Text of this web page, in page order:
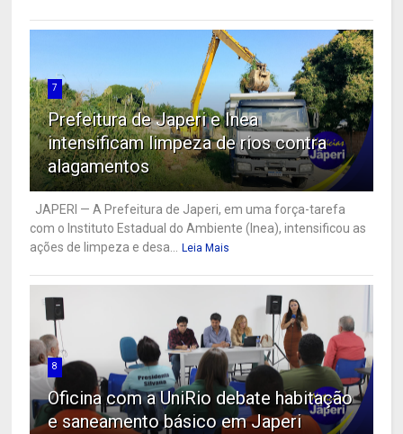
7
Prefeitura de Japeri e Inea
intensificam limpeza de rios contra
alagamentos
JAPERI — A Prefeitura de Japeri, em uma força-tarefa
com o Instituto Estadual do Ambiente (Inea), intensificou as
ações de limpeza e desa...
Leia Mais
8
Oficina com a UniRio debate habitação
e saneamento básico em Japeri